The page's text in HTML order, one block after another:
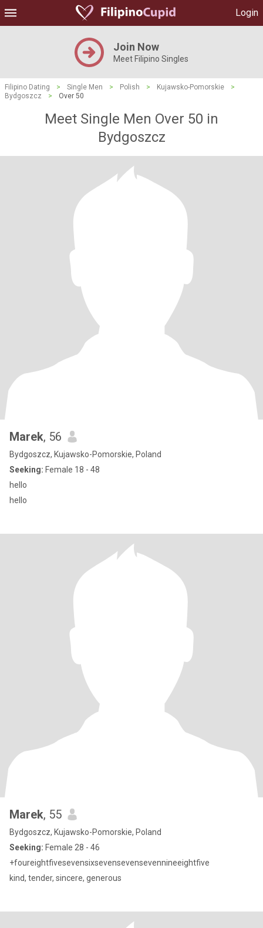
Login
Join Now
Meet Filipino Singles
Filipino Dating > Single Men > Polish > Kujawsko-Pomorskie
>
Bydgoszcz
> Over 50
Meet Single Men Over 50 in
Bydgoszcz
Marek, 56
Bydgoszcz, Kujawsko-Pomorskie, Poland
Seeking: Female 18 - 48
hello
hello
Marek, 55
Bydgoszcz, Kujawsko-Pomorskie, Poland
Seeking: Female 28 - 46
+foureightfivesevensixsevensevensevennineeightfive
kind, tender, sincere, generous